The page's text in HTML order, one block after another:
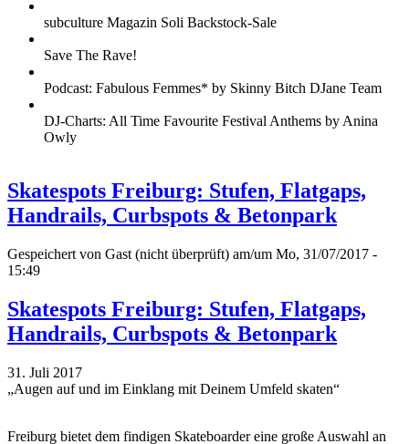
subculture Magazin Soli Backstock-Sale
Save The Rave!
Podcast: Fabulous Femmes* by Skinny Bitch DJane Team
DJ-Charts: All Time Favourite Festival Anthems by Anina
Owly
Skatespots Freiburg: Stufen, Flatgaps,
Handrails, Curbspots & Betonpark
Gespeichert von Gast (nicht überprüft) am/um Mo, 31/07/2017 -
15:49
Skatespots Freiburg: Stufen, Flatgaps,
Handrails, Curbspots & Betonpark
31. Juli 2017
„Augen auf und im Einklang mit Deinem Umfeld skaten“
Freiburg bietet dem findigen Skateboarder eine große Auswahl an